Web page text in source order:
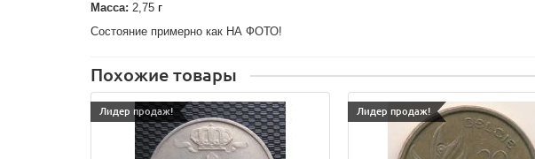
Масса: 2,75 г
Состояние примерно как НА ФОТО!
Похожие товары
Лидер продаж! Лидер продаж!